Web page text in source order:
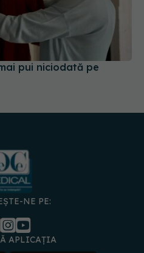
pui niciodată pe
NE PE:
APLICAȚIA